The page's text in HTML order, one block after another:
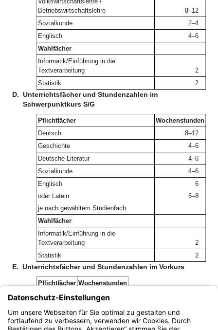
Betriebswirtschaftslehre
8–12
Sozialkunde
2–4
Englisch
4–6
Wahlfächer
Informatik/Einführung in die
Textverarbeitung
2
Statistik
2
D. Unterrichtsfächer und Stundenzahlen im
Schwerpunktkurs S/G
Pflichtfächer
Wochenstunden
Deutsch
8–12
Geschichte
4–6
Deutsche Literatur
4–6
Sozialkunde
4–6
Englisch
6
oder Latein
6–8
je nach gewähltem Studienfach
Wahlfächer
Informatik/Einführung in die
Textverarbeitung
2
Statistik
2
E. Unterrichtsfächer und Stundenzahlen im Vorkurs
Pflichtfächer Wochenstunden
Deutsch
20–24
Mathematik
4–8
Englisch
2–4